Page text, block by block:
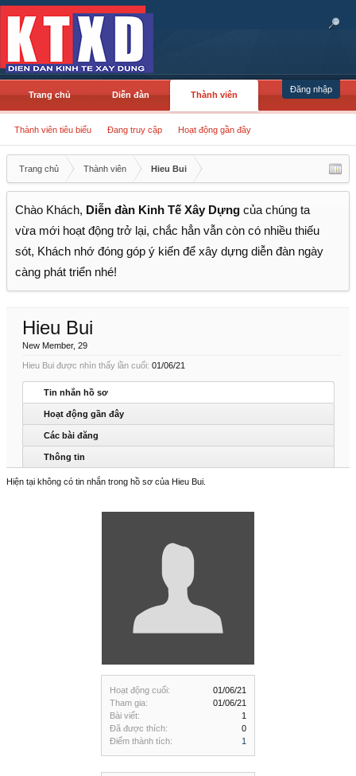
Đăng nhập
Trang chủ Diễn đàn Thành viên
Thành viên tiêu biểu Đang truy cập Hoạt động gần đây
Trang chủ Thành viên Hieu Bui
Chào Khách, Diễn đàn Kinh Tế Xây Dựng của chúng ta
vừa mới hoạt động trở lại, chắc hẳn vẫn còn có nhiều thiếu
sót, Khách nhớ đóng góp ý kiến để xây dựng diễn đàn ngày
càng phát triển nhé!
Hoạt động cuối:
01/06/21
Tham gia:
01/06/21
Bài viết:
1
Đã được thích:
0
Điểm thành tích:
1
Hieu Bui
New Member, 29
Hieu Bui được nhìn thấy lần cuối: 01/06/21
Tin nhắn hồ sơ
Hoạt động gần đây
Các bài đăng
Thông tin
Hiện tại không có tin nhắn trong hồ sơ của Hieu Bui.